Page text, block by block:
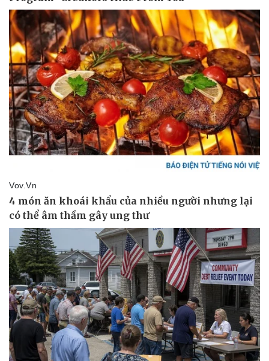
Doanh nghiệp
Thông tin doanh nghiệp
Doanh nghiệp 24h
Doanh nhân
Công nghệ
Sành điệu
Tin Công nghệ
Trải nghiệm